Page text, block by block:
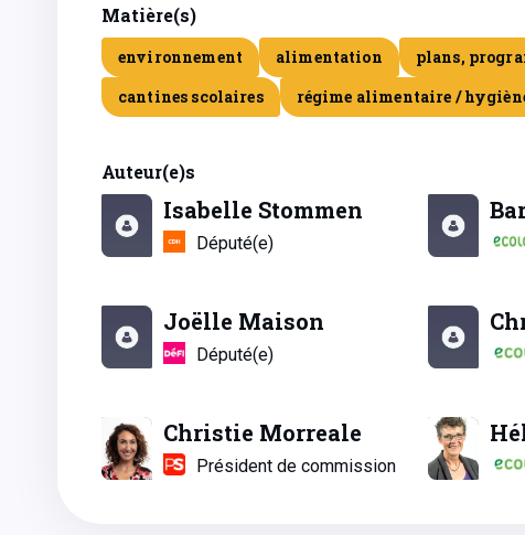
Matière(s)
environnement alimentation
plans,
cantines scolaires
régime alimentaire /
Auteur(e)s
Isabelle Stommen
Député(e)
Joëlle Maison
Député(e)
Christie Morreale
Président de commission